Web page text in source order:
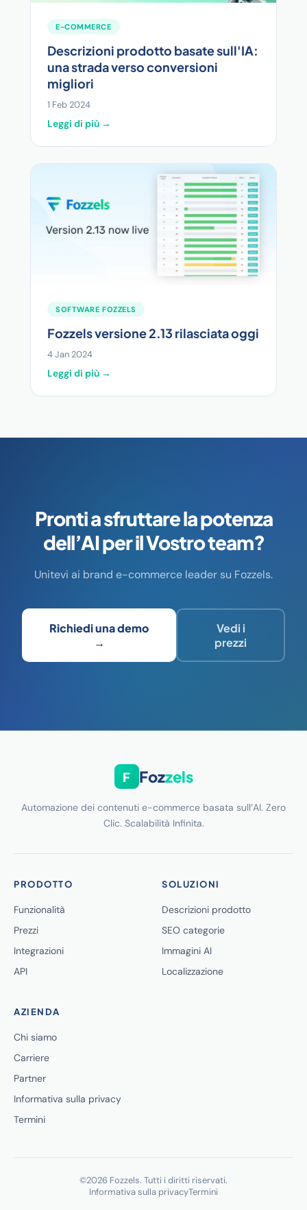
E-COMMERCE
Descrizioni prodotto basate sull'IA:
una strada verso conversioni
migliori
1 Feb 2024
Leggi di più →
SOFTWARE FOZZELS
Fozzels versione 2.13 rilasciata oggi
4 Jan 2024
Leggi di più →
Pronti a sfruttare la potenza
dell’AI per il Vostro team?
Unitevi ai brand e-commerce leader su Fozzels.
Richiedi una demo
→
Vedi i
prezzi
F Fozzels
Automazione dei contenuti e-commerce basata sull’AI. Zero
Clic. Scalabilità Infinita.
PRODOTTO
Funzionalità
Prezzi
Integrazioni
API
SOLUZIONI
Descrizioni prodotto
SEO categorie
Immagini AI
Localizzazione
AZIENDA
Chi siamo
Carriere
Partner
Informativa sulla privacy
Termini
©2026 Fozzels. Tutti i diritti riservati.
Informativa sulla privacyTermini